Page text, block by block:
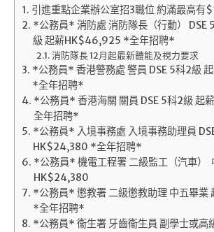
引進重點企業辦公室招3職位 約滿最高有
*公務員* 消防處 消防隊長（行動） DSE
級 起薪HK$46,925 *全年招聘*
消防隊長 12月起最新體能及視力要求
*公務員* 香港警務處 警員 DSE 5科2級
*全年招聘*
*公務員* 香港海關 關員 DSE 5科2級 起
全年招聘*
*公務員* 入境事務處 入境事務助理員
HK$24,380 *全年招聘*
*公務員* 機電工程署 二級監工（汽車）
HK$24,380
*公務員* 懲教署 二級懲教助理 中五畢業
*全年招聘*
*公務員* 衞生署 牙齒衞生員 副學士或高